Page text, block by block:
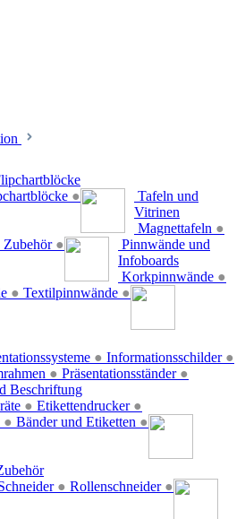
●
Tafeln und
Vitrinen
Magnettafeln ●
Zubehör ●
Pinnwände und
Infoboards
Korkpinnwände ●
● Textilpinnwände ●
● Informationsschilder ●
● Präsentationsständer ●
Beschriftung
● Etikettendrucker ●
● Bänder und Etiketten ●
● Rollenschneider ●